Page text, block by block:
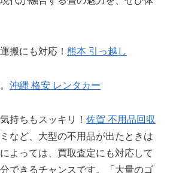
搬にも対応！ 熊本 引っ越し
沖縄 格安 レンタカー
持ちもスッキリ！ 佐賀 不用品回収
など、大型の不用品が出たときは
よっては、買取査定にも対応して
できるチャンスです。「大量のゴ